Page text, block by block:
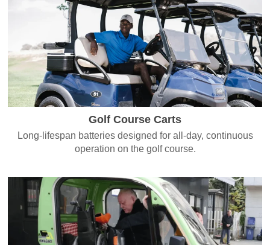
Golf Course Carts
Long-lifespan batteries designed for all-day, continuous
operation on the golf course.